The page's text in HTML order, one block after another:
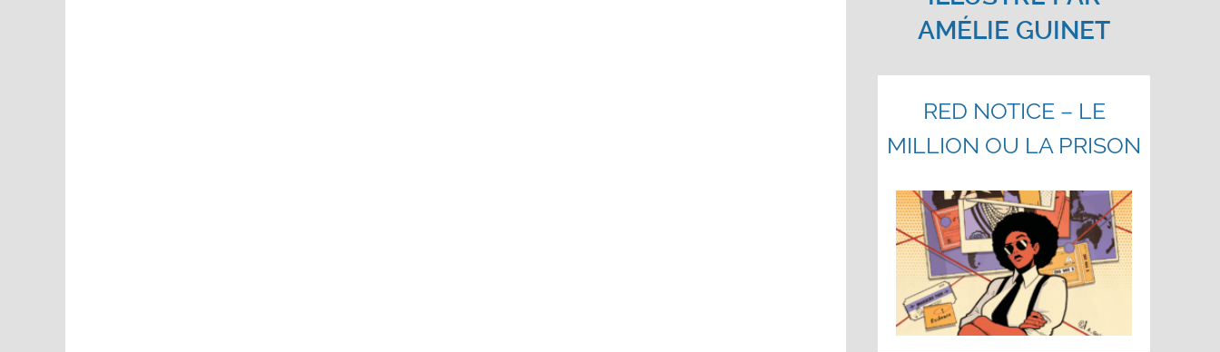
AMÉLIE GUINET
RED NOTICE – LE
MILLION OU LA PRISON